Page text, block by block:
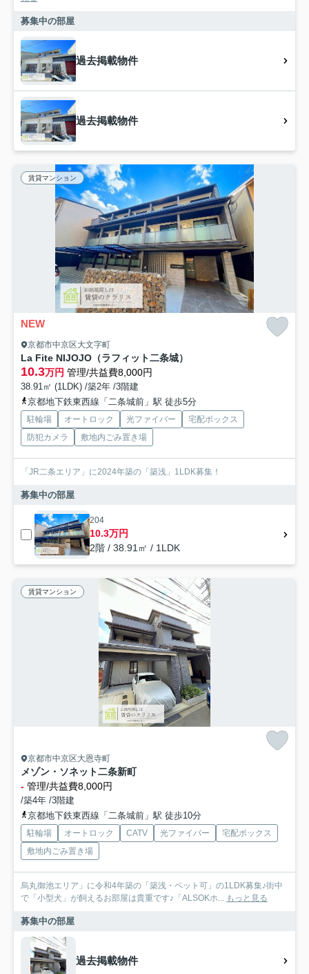
募集中の部屋
過去掲載物件
過去掲載物件
賃貸マンション
NEW
京都市中京区大文字町
La Fite NIJOJO（ラフィット二条城）
10.3万円 管理/共益費8,000円
38.91㎡ (1LDK) /築2年 /3階建
京都地下鉄東西線「二条城前」駅 徒歩5分
駐輪場 オートロック 光ファイバー
宅配ボックス
防犯カメラ
敷地内ごみ置き場
「JR二条エリア」に2024年築の「築浅」1LDK募集！
募集中の部屋
204
10.3万円
2階 / 38.91㎡ / 1LDK
賃貸マンション
京都市中京区大恩寺町
メゾン・ソネット二条新町
- 管理/共益費8,000円
/築4年 /3階建
京都地下鉄東西線「二条城前」駅 徒歩10分
駐輪場 オートロック CATV 光ファイバー
宅配ボックス
敷地内ごみ置き場
烏丸御池エリア」に令和4年築の「築浅・ペット可」の1LDK募集♪街中
で「小型犬」が飼えるお部屋は貴重です♪「ALSOKホ... もっと見る
募集中の部屋
過去掲載物件